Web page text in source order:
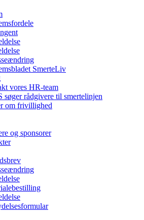
SmerteLiv
vores HR-team
søger rådgivere til smertelinjen
om frivillighed
og sponsorer